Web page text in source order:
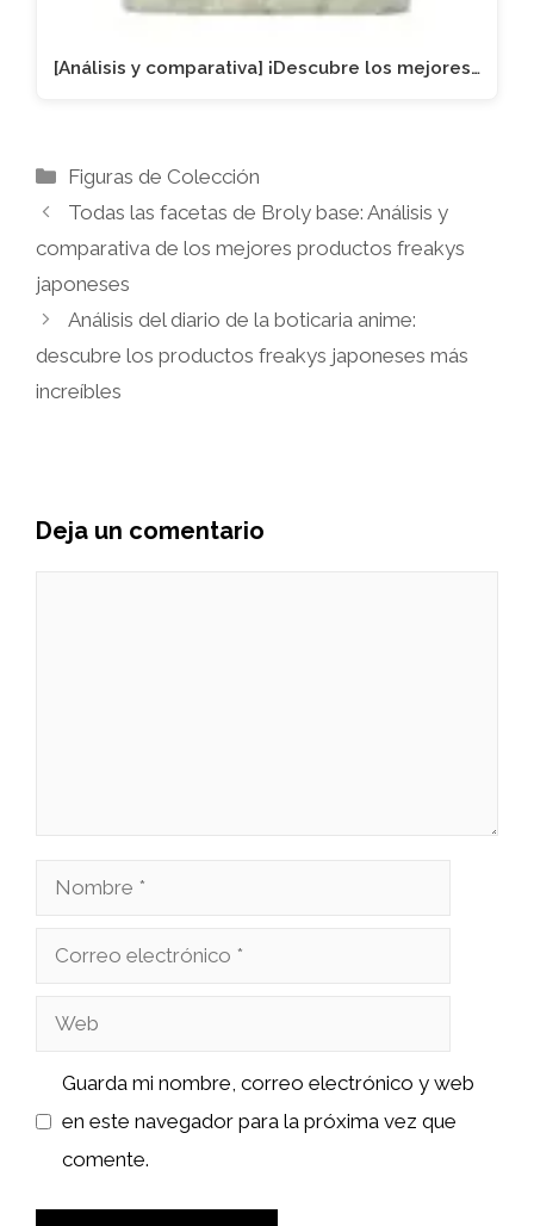
[Análisis y comparativa] ¡Descubre los mejores…
Categorías
Figuras de Colección
Todas las facetas de Broly base: Análisis y
comparativa de los mejores productos freakys
japoneses
Análisis del diario de la boticaria anime:
descubre los productos freakys japoneses más
increíbles
Deja un comentario
Nombre
Correo
Web
Guarda mi nombre, correo electrónico y web
en este navegador para la próxima vez que
comente.